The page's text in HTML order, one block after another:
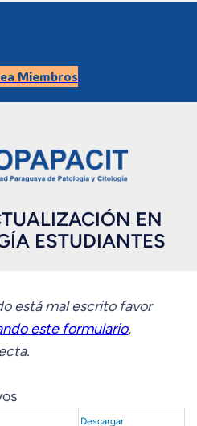
Miembros
EN
ESTUDIANTES
está mal escrito favor
este formulario,
Descargar